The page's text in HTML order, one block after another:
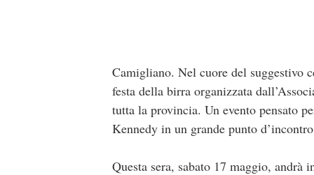
Camigliano. Nel cuore del suggestivo
festa della birra organizzata
tutta la provincia. Un evento pensato
Kennedy in un grande punto
Questa sera, sabato 17 maggio, andrà